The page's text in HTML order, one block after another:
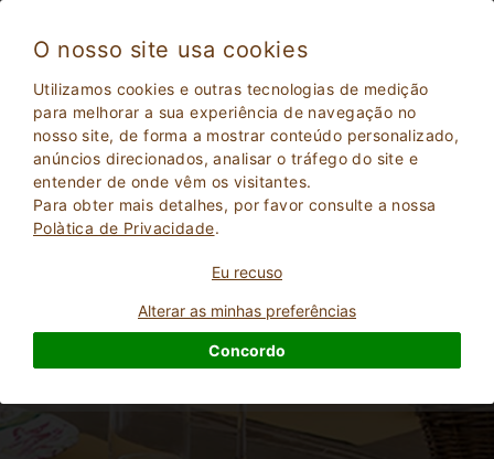
O nosso site usa cookies
Utilizamos cookies e outras tecnologias de medição
para melhorar a sua experiência de navegação no
nosso site, de forma a mostrar conteúdo personalizado,
anúncios direcionados, analisar o tráfego do site e
entender de onde vêm os visitantes.
Para obter mais detalhes, por favor consulte a nossa
Polà­tica de Privacidade.
Eu recuso
Alterar as minhas preferências
Concordo
Fique na Emilia Romagna em uma casa de
fazenda com restaurante
0Crianças PESQUISAR